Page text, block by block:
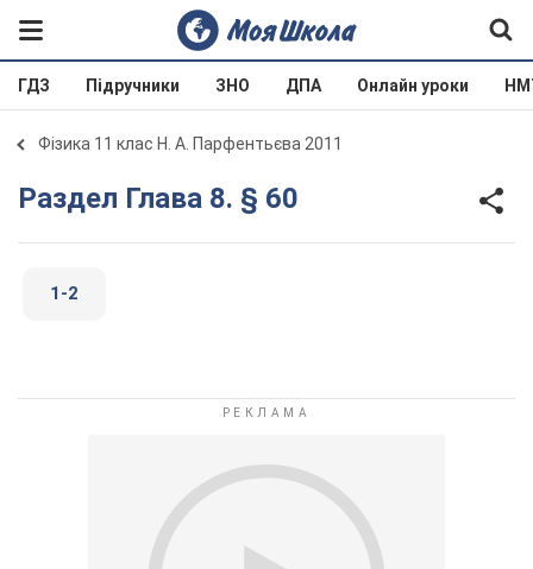
ГДЗ Підручники ЗНО ДПА Онлайн уроки
Фізика 11 клас Н. А. Парфентьєва 2011
Раздел Глава 8. § 60
1-2